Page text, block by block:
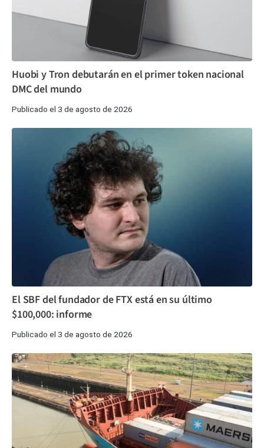
Huobi y Tron debutarán en el primer token nacional
DMC del mundo
Publicado el 3 de agosto de 2026
El SBF del fundador de FTX está en su último
$100,000: informe
Publicado el 3 de agosto de 2026